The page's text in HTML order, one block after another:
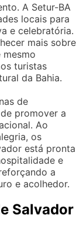
A Setur-BA
locais para
e celebratória.
mais sobre
turistas
da Bahia.
de
promover a
Ao
os
está pronta
e
a
e acolhedor.
Salvador